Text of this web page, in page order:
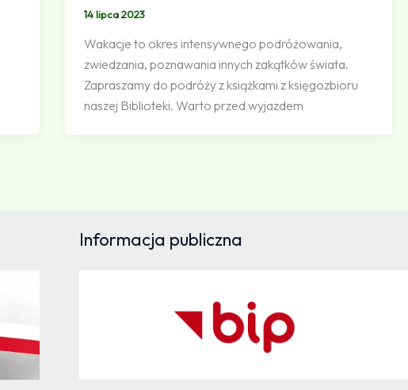
14 lipca 2023
Wakacje to okres intensywnego podróżowania,
zwiedzania, poznawania innych zakątków świata.
Zapraszamy do podróży z książkami z księgozbioru
naszej Biblioteki. Warto przed wyjazdem
Informacja publiczna